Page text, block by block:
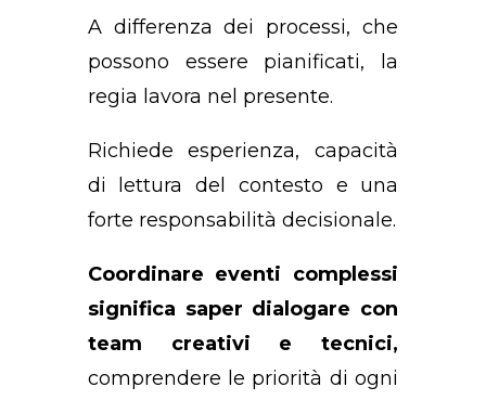
A differenza dei processi, che
possono essere pianificati, la
regia lavora nel presente.
Richiede esperienza, capacità
di lettura del contesto e una
forte responsabilità decisionale.
Coordinare eventi complessi
significa saper dialogare con
team creativi e tecnici,
comprendere le priorità di ogni